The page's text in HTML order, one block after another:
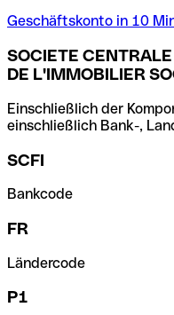
Geschäftskonto in 10
SOCIETE
DE L'IMMOBILIER
Einschließlich der
einschließlich Bank-,
SCFI
Bankcode
FR
Ländercode
P1